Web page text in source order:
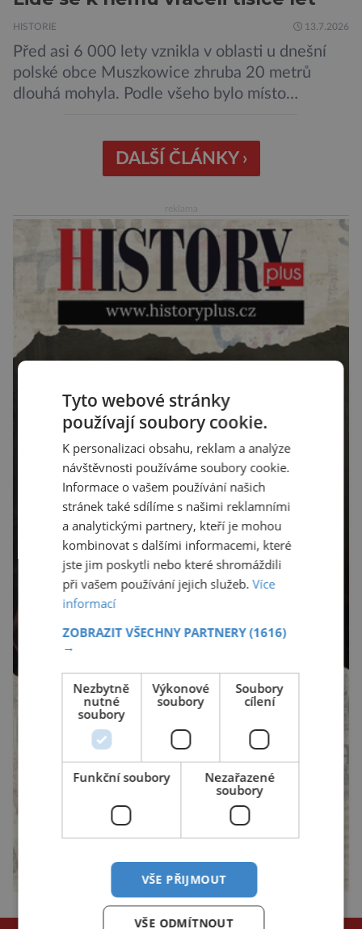
HISTORIE 13.7.2026
Před asi 6 000 lety vznikla v oblasti u dnešní
polské obce Muszkowice zhruba 20 metrů
dlouhá mohyla. Podle všeho bylo místo
mohyl, které se nacházejí v ose té starší. Na
archeologických pracích se podíleli experti ze
DALŠÍ ČLÁNKY ›
Tyto webové stránky
používají soubory cookie.
K personalizaci obsahu, reklam a analýze
návštěvnosti používáme soubory cookie.
Informace o vašem používání našich
stránek také sdílíme s našimi reklamními
a analytickými partnery, kteří je mohou
kombinovat s dalšími informacemi, které
jste jim poskytli nebo které shromáždili
při vašem používání jejich služeb.Více
informací
ZOBRAZIT VŠECHNY PARTNERY(1616)
→
Nezbytně
nutné
soubory
Výkonové
soubory
Soubory
cílení
Funkční soubory
Nezařazené
soubory
VŠE PŘIJMOUT
VŠE ODMÍTNOUT